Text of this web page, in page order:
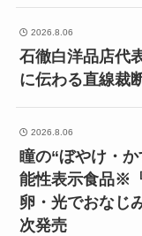
2026.8.06
石徹白洋品店代
に伝わる直線裁
2026.8.06
瞳の“ぼやけ・
能性表示食品※
卵・光でおなじ
次発売